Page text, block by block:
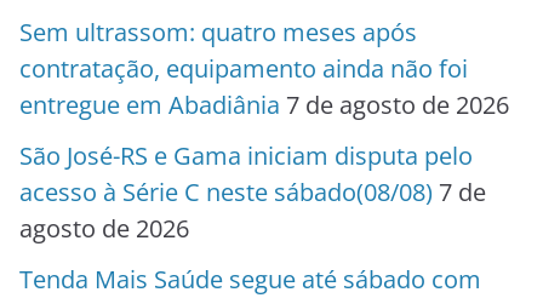
Sem ultrassom: quatro meses após
contratação, equipamento ainda não foi
entregue em Abadiânia 7 de agosto de 2026
São José-RS e Gama iniciam disputa pelo
acesso à Série C neste sábado(08/08) 7 de
agosto de 2026
Tenda Mais Saúde segue até sábado com